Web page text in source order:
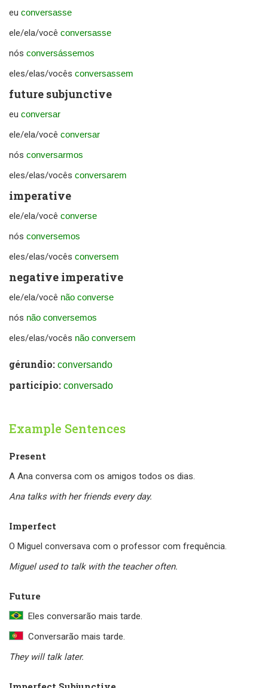
eu conversasse
ele/ela/você conversasse
nós conversássemos
eles/elas/vocês conversassem
future subjunctive
eu conversar
ele/ela/você conversar
nós conversarmos
eles/elas/vocês conversarem
imperative
ele/ela/você converse
nós conversemos
eles/elas/vocês conversem
negative imperative
ele/ela/você não converse
nós não conversemos
eles/elas/vocês não conversem
gérundio: conversando
particípio: conversado
Example Sentences
Present
A Ana conversa com os amigos todos os dias.
Ana talks with her friends every day.
Imperfect
O Miguel conversava com o professor com frequência.
Miguel used to talk with the teacher often.
Future
Eles conversarão mais tarde.
Conversarão mais tarde.
They will talk later.